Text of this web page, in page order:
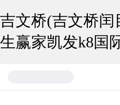
吉文桥(吉文桥闰
生赢家凯发k8国